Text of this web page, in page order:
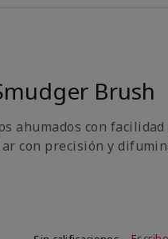
Brush
ahumados con
con precisión y